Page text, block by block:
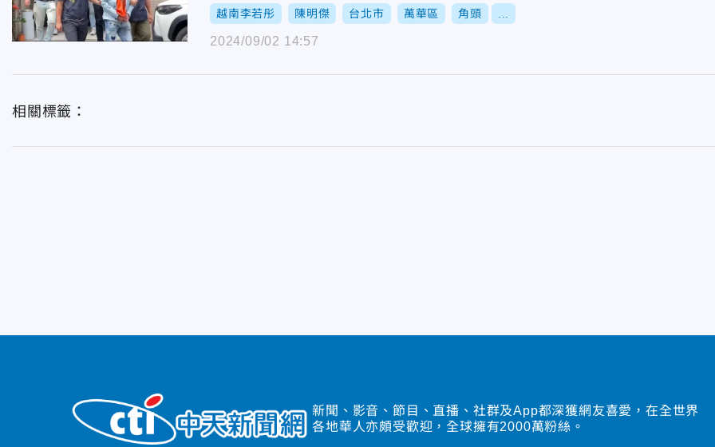
越南李若彤 陳明傑 台北市 萬華區 角頭
2024/09/02 14:57
相關標籤：
新聞、影音、節目、直播、社群及App都深獲網友喜愛，在全世界
各地華人亦頗受歡迎，全球擁有2000萬粉絲。